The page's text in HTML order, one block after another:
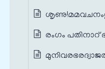
രംഗം പതിനാറ്